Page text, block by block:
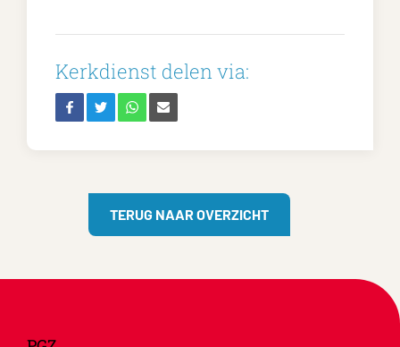
Kerkdienst delen via:
TERUG NAAR OVERZICHT